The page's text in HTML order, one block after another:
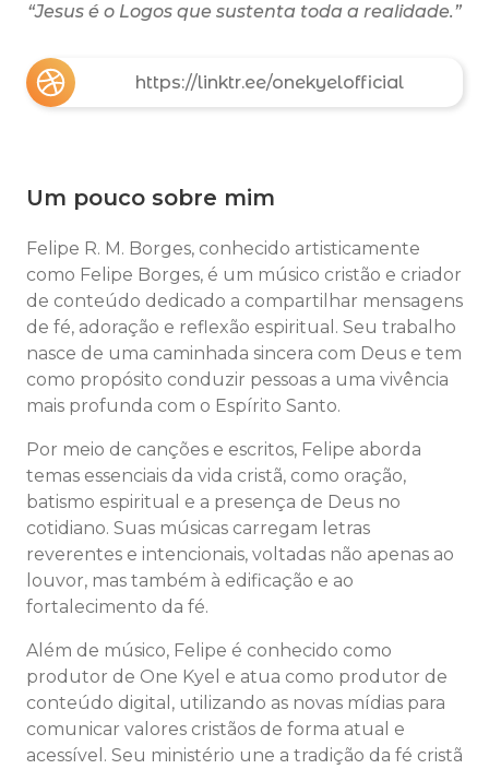
“Jesus é o Logos que sustenta toda a realidade.”
https://linktr.ee/onekyelofficial
Um pouco sobre mim
Felipe R. M. Borges, conhecido artisticamente
como Felipe Borges, é um músico cristão e criador
de conteúdo dedicado a compartilhar mensagens
de fé, adoração e reflexão espiritual. Seu trabalho
nasce de uma caminhada sincera com Deus e tem
como propósito conduzir pessoas a uma vivência
mais profunda com o Espírito Santo.
Por meio de canções e escritos, Felipe aborda
temas essenciais da vida cristã, como oração,
batismo espiritual e a presença de Deus no
cotidiano. Suas músicas carregam letras
reverentes e intencionais, voltadas não apenas ao
louvor, mas também à edificação e ao
fortalecimento da fé.
Além de músico, Felipe é conhecido como
produtor de One Kyel e atua como produtor de
conteúdo digital, utilizando as novas mídias para
comunicar valores cristãos de forma atual e
acessível. Seu ministério une a tradição da fé cristã